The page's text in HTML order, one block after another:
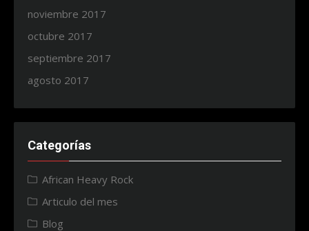
noviembre 2017
octubre 2017
septiembre 2017
agosto 2017
Categorías
African Heavy Rock
Articulo del mes
Blog